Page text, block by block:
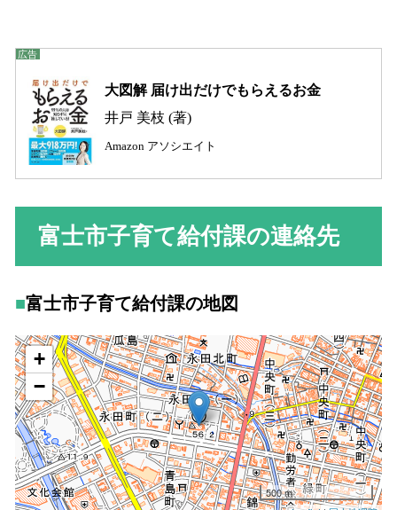
大図解 届け出だけでもらえるお金
井戸 美枝 (著)
Amazon アソシエイト
富士市子育て給付課の連絡先
富士市子育て給付課の地図